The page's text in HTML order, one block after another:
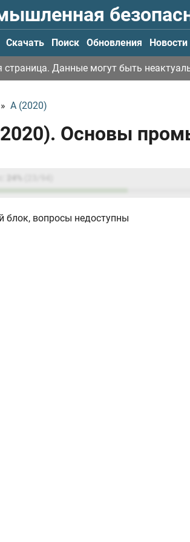
Скачать Поиск Обновления Новости
страница. Данные могут быть
» А (2020)
Основы
блок, вопросы недоступны